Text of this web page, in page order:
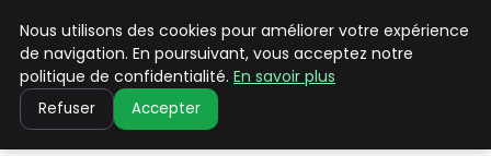
PILAT PATRIMOINES
Nous utilisons des cookies pour améliorer votre expérience
de navigation. En poursuivant, vous acceptez notre
politique de confidentialité. En savoir plus
Refuser Accepter